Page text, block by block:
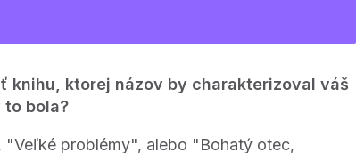
knihu, ktorej názov by charakterizoval váš
bola?
"Veľké problémy", alebo "Bohatý otec,